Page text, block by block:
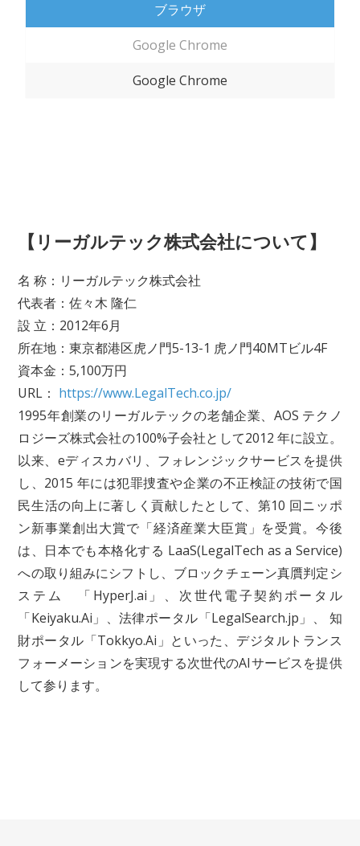
ブラウザ
Google Chrome
Google Chrome
【リーガルテック株式会社について】
名 称：リーガルテック株式会社
代表者：佐々木 隆仁
設 立：2012年6月
所在地：東京都港区虎ノ門5-13-1 虎ノ門40MTビル4F
資本金：5,100万円
URL： https://www.LegalTech.co.jp/
1995年創業のリーガルテックの老舗企業、AOS テクノ
ロジーズ株式会社の100%子会社として2012 年に設立。
以来、eディスカバリ、フォレンジックサービスを提供
し、2015 年には犯罪捜査や企業の不正検証の技術で国
民生活の向上に著しく貢献したとして、第10 回ニッポ
ン新事業創出大賞で「経済産業大臣賞」を受賞。今後
は、日本でも本格化する LaaS(LegalTech as a Service)
への取り組みにシフトし、ブロックチェーン真贋判定シ
ステム 「HyperJ.ai」、次世代電子契約ポータル
「Keiyaku.Ai」、法律ポータル「LegalSearch.jp」、 知
財ポータル「Tokkyo.Ai」といった、デジタルトランス
フォーメーションを実現する次世代のAIサービスを提供
して参ります。